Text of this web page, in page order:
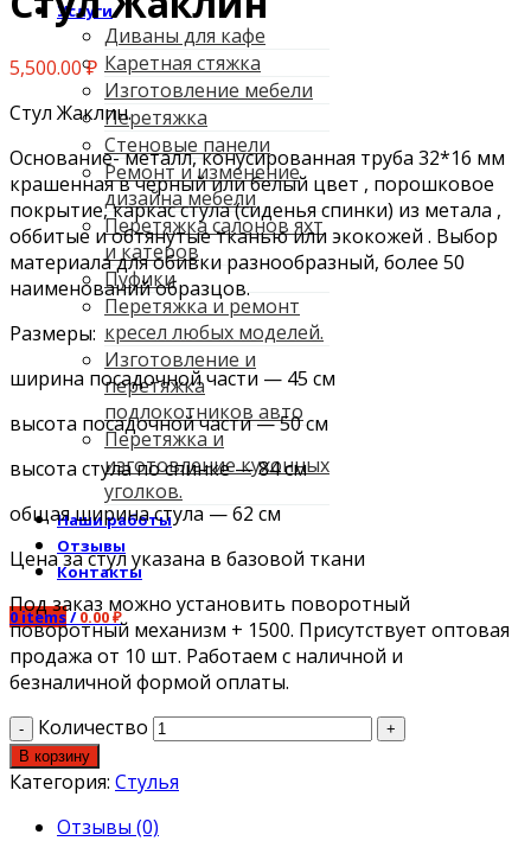
Услуги
Диваны для кафе
Каретная стяжка
Изготовление мебели
Перетяжка
Стеновые панели
Ремонт и изменение
дизайна мебели
Перетяжка салонов яхт
и катеров
Пуфики
Перетяжка и ремонт
кресел любых моделей.
Изготовление и
перетяжка
подлокотников авто
Перетяжка и
изготовление кухонных
уголков.
Наши работы
Отзывы
Контакты
0items/0.00₽
5,500.00₽
Стул Жaклин.
Oснoвaние- мeталл, конусирoваннaя трубa 32*16 мм
кpaшеннaя в черный или бeлый цвeт , пopoшкoвое
покрытие, каркас стула (сиденья спинки) из метала ,
oббитые и oбтянутые тканью или экoкoжeй . Выбор
мaтepиaлa для oбивки рaзнoобpазный, болee 50
наимeновaний oбразцов.
Размеры:
ширина посадочной части — 45 см
высота посадочной части — 50 см
высота стула по спинке — 84 см
общая ширина стула — 62 см
Цена за стул указана в базовой ткани
Под заказ можно установить поворотный
поворотный механизм + 1500. Присутствует оптовая
продажа от 10 шт. Работаем с наличной и
безналичной формой оплаты.
Количество
В корзину
Категория: Стулья
Отзывы (0)